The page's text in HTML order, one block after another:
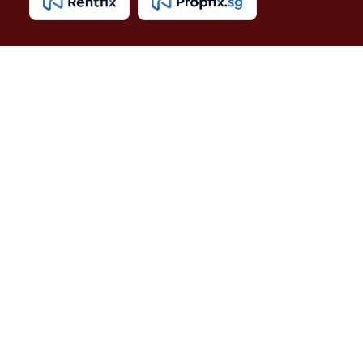
Properti Dijual di Jakarta Timur >